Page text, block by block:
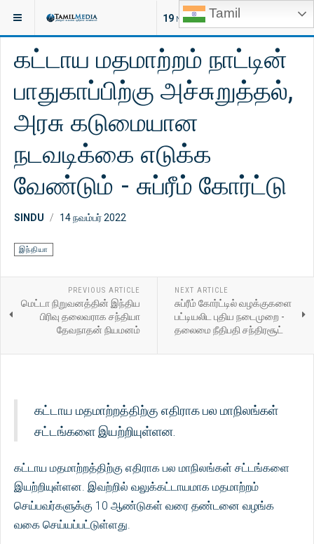
Tamil
19 NEW ARTICLES
இருக்குமிடம்: செய்திகள்
கட்டாய மதமாற்றம் நாட்டின்
பாதுகாப்பிற்கு அச்சுறுத்தல்,
அரசு கடுமையான
நடவடிக்கை எடுக்க
வேண்டும் - சுப்ரீம் கோர்ட்டு
SINDU 14 நவம்பர் 2022
இந்தியா
PREVIOUS ARTICLE
மெட்டா நிறுவனத்தின் இந்திய
பிரிவு தலைவராக சந்தியா
தேவநாதன் நியமனம்
NEXT ARTICLE
சுப்ரீம் கோர்ட்டில் வழக்குகளை
பட்டியலிட புதிய நடைமுறை -
தலைமை நீதிபதி சந்திரசூட்
கட்டாய மதமாற்றத்திற்கு எதிராக பல மாநிலங்கள்
சட்டங்களை இயற்றியுள்ளன.
கட்டாய மதமாற்றத்திற்கு எதிராக பல மாநிலங்கள் சட்டங்களை
இயற்றியுள்ளன. இவற்றில் வலுக்கட்டாயமாக மதமாற்றம்
செய்பவர்களுக்கு 10 ஆண்டுகள் வரை தண்டனை வழங்க
வகை செய்யப்பட்டுள்ளது.